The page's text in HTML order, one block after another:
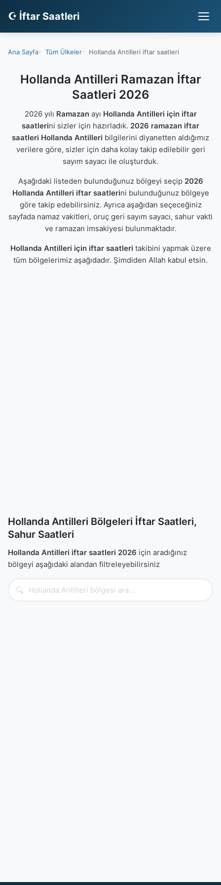
☪ İftar Saatleri
Ana Sayfa Tüm Ülkeler Hollanda Antilleri iftar saatleri
Hollanda Antilleri Ramazan İftar
Saatleri 2026
2026 yılı Ramazanayı Hollanda Antilleri için iftar
saatlerini sizler için hazırladık. 2026 ramazan iftar
saatleri Hollanda Antilleri bilgilerini diyanetten aldığımız
verilere göre, sizler için daha kolay takip edilebilir geri
sayım sayacı ile oluşturduk.
Aşağıdaki listeden bulunduğunuz bölgeyi seçip 2026
Hollanda Antilleri iftar saatlerini bulunduğunuz bölgeye
göre takip edebilirsiniz. Ayrıca aşağıdan seçeceğiniz
sayfada namaz vakitleri, oruç geri sayım sayacı, sahur vakti
ve ramazan imsakiyesi bulunmaktadır.
Hollanda Antilleri için iftar saatleri takibini yapmak üzere
tüm bölgelerimiz aşağıdadır. Şimdiden Allah kabul etsin.
Hollanda Antilleri Bölgeleri İftar Saatleri,
Sahur Saatleri
Hollanda Antilleri iftar saatleri 2026 için aradığınız
bölgeyi aşağıdaki alandan filtreleyebilirsiniz
🔍